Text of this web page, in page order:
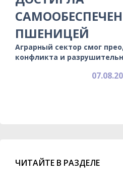
ПШЕНИЦЕЙ
Аграрный сектор смог
конфликта и
ЧИТАЙТЕ В РАЗДЕЛЕ